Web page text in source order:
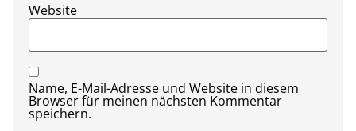
Website
Name, E-Mail-Adresse und Website in diesem
Browser für meinen nächsten Kommentar
speichern.